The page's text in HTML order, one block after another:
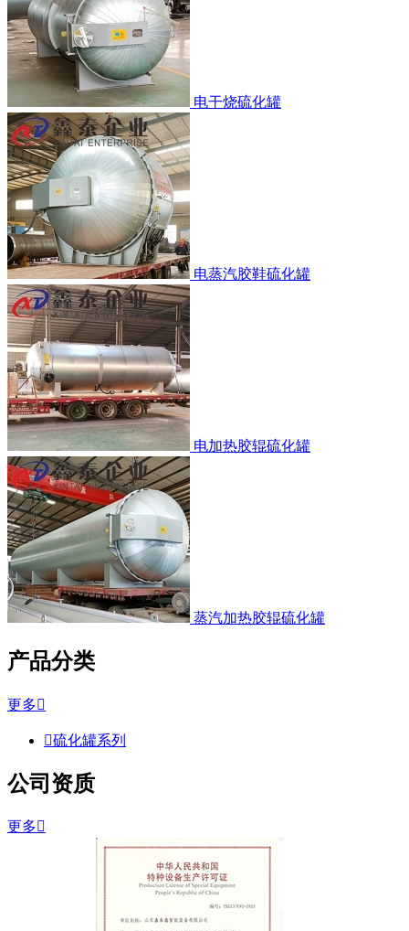
电干烧硫化罐
电蒸汽胶鞋硫化罐
电加热胶辊硫化罐
蒸汽加热胶辊硫化罐
产品分类
更多
硫化罐系列
公司资质
更多